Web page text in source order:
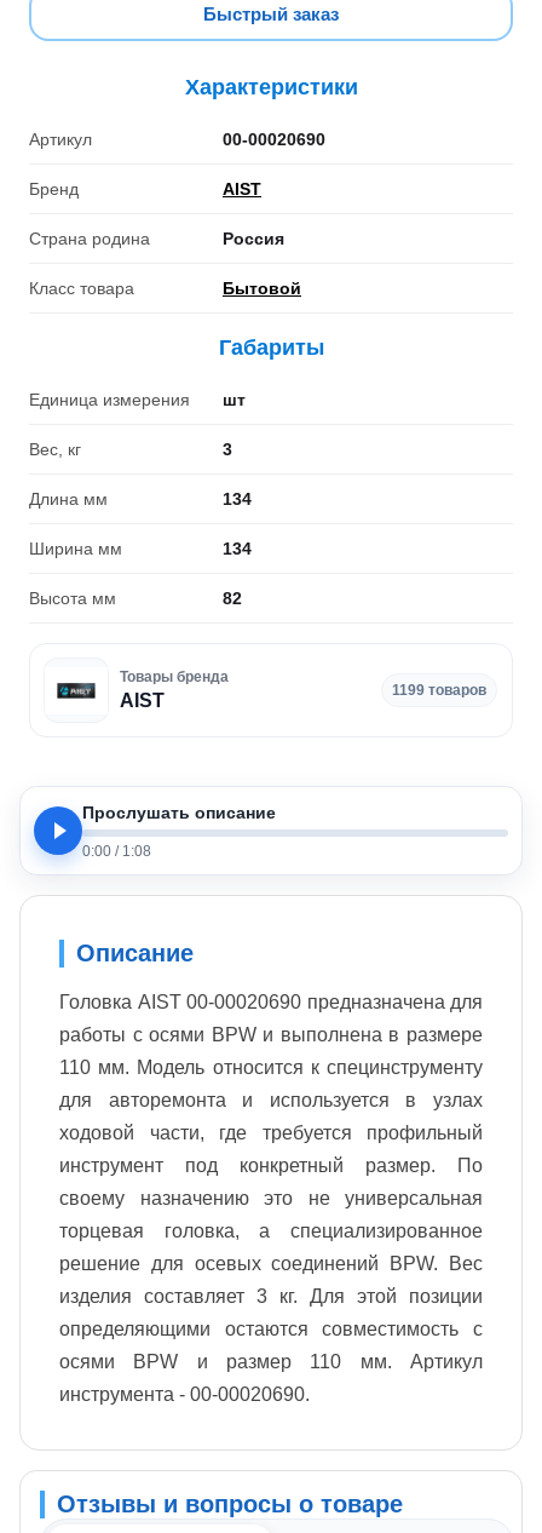
Быстрый заказ
Характеристики
Артикул 00-00020690
Бренд AIST
Страна родина Россия
Класс товара Бытовой
Габариты
Единица измерения шт
Вес, кг 3
Длина мм 134
Ширина мм 134
Высота мм 82
Товары бренда
AIST
1199 товаров
Прослушать описание
0:00 / 1:08
Описание
Головка AIST 00-00020690 предназначена для
работы с осями BPW и выполнена в размере
110 мм. Модель относится к специнструменту
для авторемонта и используется в узлах
ходовой части, где требуется профильный
инструмент под конкретный размер. По
своему назначению это не универсальная
торцевая головка, а специализированное
решение для осевых соединений BPW. Вес
изделия составляет 3 кг. Для этой позиции
определяющими остаются совместимость с
осями BPW и размер 110 мм. Артикул
инструмента - 00-00020690.
Отзывы и вопросы о товаре